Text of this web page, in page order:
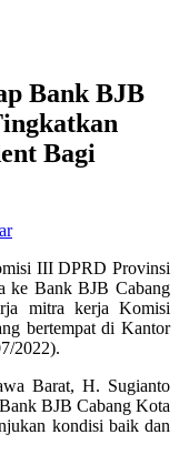
Bank BJB
Bagi
III DPRD Provinsi
ke Bank BJB Cabang
mitra kerja Komisi
bertempat di Kantor
2022).
Barat, H. Sugianto
BJB Cabang Kota
kondisi baik dan